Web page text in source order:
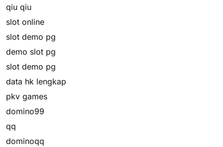
qiu qiu
slot online
slot demo pg
demo slot pg
slot demo pg
data hk lengkap
pkv games
domino99
qq
dominoqq